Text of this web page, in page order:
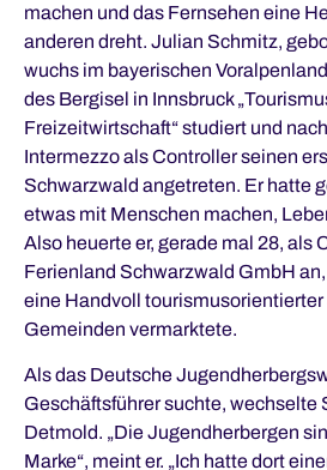
machen und das Fernsehen eine
anderen dreht. Julian Schmitz,
wuchs im bayerischen
des Bergisel in Innsbruck
Freizeitwirtschaft“ studiert und
Intermezzo als Controller seinen
Schwarzwald angetreten. Er hatte
etwas mit Menschen machen,
Also heuerte er, gerade mal 28, als
Ferienland Schwarzwald GmbH
eine Handvoll
Gemeinden vermarktete.
Als das Deutsche
Geschäftsführer suchte, wechselte
Detmold. „Die Jugendherbergen
Marke“, meint er. „Ich hatte dort